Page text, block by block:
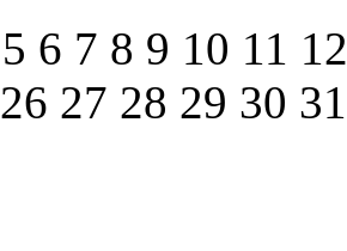
5 6 7 8 9 10 11
26 27 28 29 30